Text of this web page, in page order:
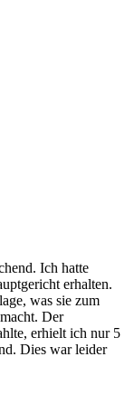
Ich hatte
erhalten.
was sie zum
Der
erhielt ich nur 5
Dies war leider